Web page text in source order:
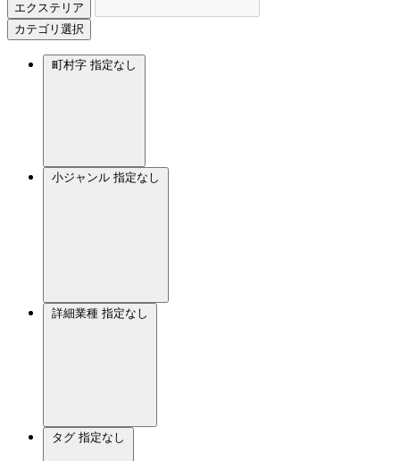
エクステリア
カテゴリ選択
町村字 指定なし
小ジャンル 指定なし
詳細業種 指定なし
タグ 指定なし